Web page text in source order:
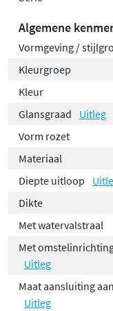
vingerafdrukken en
Belgaqua
gegarandeerd
De Guy universele
keurmerk, wat staat
veiligheid . Je kunt
betrouwbaar en
voldoet aan de
compatibel met de
Algemene
Vormgeving /
Kleurgroep
Kleur
Glansgraad
Uitleg
Vorm rozet
Materiaal
Diepte uitloop
Dikte
Met watervalstraal
Met
Uitleg
Maat aansluiting
Uitleg